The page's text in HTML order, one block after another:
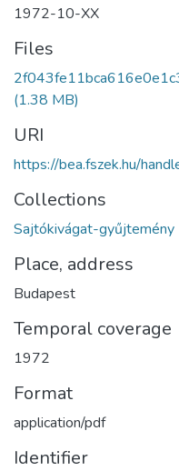
1972-10-XX
Files
(1.38 MB)
URI
https://bea.fszek.hu/
Collections
Sajtókivágat-gyűjtemény
Place, address
Budapest
Temporal coverage
1972
Format
application/pdf
Identifier